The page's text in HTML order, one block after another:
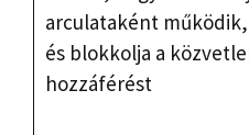
arculataként működik,
és blokkolja a
hozzáférést